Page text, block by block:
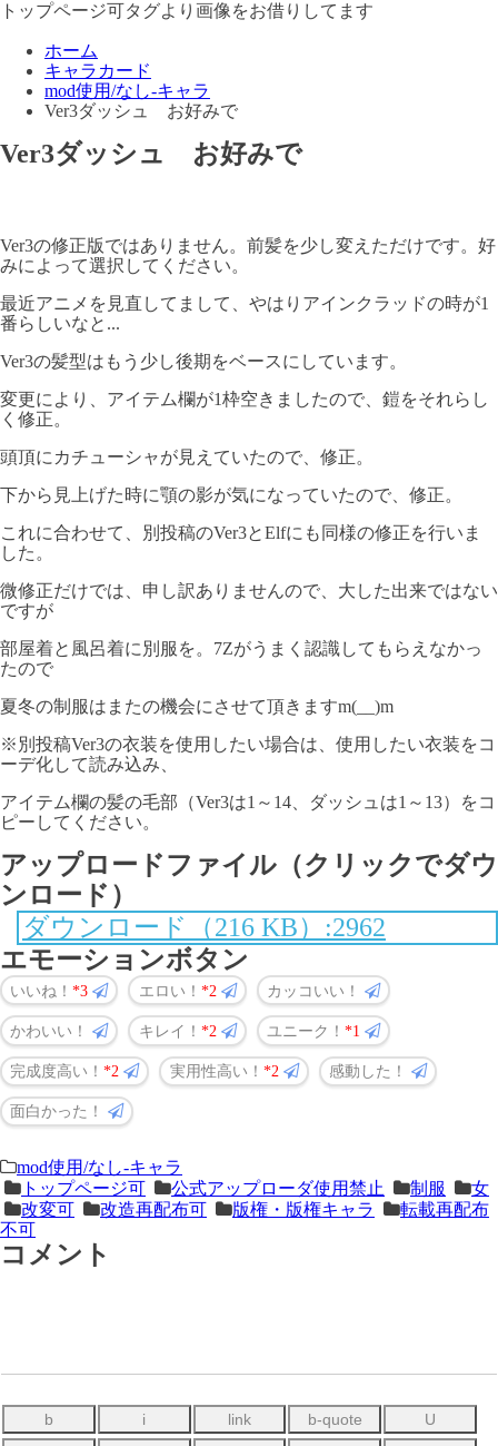
トップページ可タグより画像をお借りしてます
ホーム
キャラカード
mod使用/なし-キャラ
Ver3ダッシュ お好みで
Ver3ダッシュ お好みで
Ver3の修正版ではありません。前髪を少し変えただけです。好
みによって選択してください。
最近アニメを見直してまして、やはりアインクラッドの時が1
番らしいなと...
Ver3の髪型はもう少し後期をベースにしています。
変更により、アイテム欄が1枠空きましたので、鎧をそれらし
く修正。
頭頂にカチューシャが見えていたので、修正。
下から見上げた時に顎の影が気になっていたので、修正。
これに合わせて、別投稿のVer3とElfにも同様の修正を行いま
した。
微修正だけでは、申し訳ありませんので、大した出来ではない
ですが
部屋着と風呂着に別服を。7Zがうまく認識してもらえなかっ
たので
夏冬の制服はまたの機会にさせて頂きますm(__)m
※別投稿Ver3の衣装を使用したい場合は、使用したい衣装をコ
ーデ化して読み込み、
アイテム欄の髪の毛部（Ver3は1～14、ダッシュは1～13）をコ
ピーしてください。
アップロードファイル（クリックでダウ
ンロード）
ダウンロード（216 KB）:2962
エモーションボタン
いいね！ 3 エロい！ 2 カッコいい！
かわいい！ キレイ！ 2 ユニーク！ 1
完成度高い！ 2 実用性高い！ 2 感動した！
面白かった！
＜
次
の
記
前
の
記
事
mod使用/なし-キャラ
トップページ可
公式アップローダ使用禁止 制服
女
改変可
改造再配布可 版権・版権キャラ
転載再配布
不可
コメント